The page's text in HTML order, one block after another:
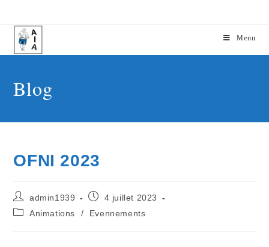
Menu
Blog
OFNI 2023
admin1939
4 juillet 2023
Animations
/ Evennements